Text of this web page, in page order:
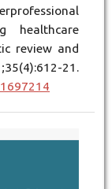
healthcare
review and
21.